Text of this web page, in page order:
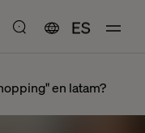
ES
en latam?